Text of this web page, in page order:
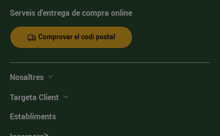
Serveis d'entrega de compra online
Comprovar el codi postal
Nosaltres
Targeta Client
Establiments